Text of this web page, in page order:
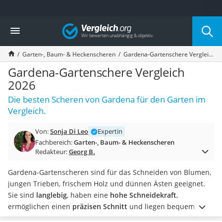
Die beliebtesten Vergleiche nach Kategorie
Baumarkt
Tresor feuerfest
Makita-Akku-Rasenmäher
Kappsäge
Smartes Türschloss
Akku-Rasentrimmer
Feuchtigkeitsmessgerät
Split-Klimaanlage 2 Innengeräte
Bohrmaschine
Tiefbrunnenpumpe
Hochdruckreiniger
Doppelschleifer
Überwachungskamera
Benzinrasenmäher mit Elektrostart
Akku-Laubsauger
Vergleich
Garten-, Baum- & Heckenscheren Gardena-Gartenschere Vergleich 2026
Gardena-Gartenschere Vergleich
2026
Die besten Scheren von Gardena für den Garten im
Vergleich.
Von:Sonja Di Leo
Expertin
Fachbereich:Garten-, Baum- & Heckenscheren
Redakteur:Georg B.
Gardena-Gartenscheren sind für das Schneiden von Blumen,
jungen Trieben, frischem Holz und dünnen Ästen geeignet.
Sie sind langlebig, haben eine hohe Schneidekraft,
ermöglichen einen präzisen Schnitt und liegen bequem
sowie sicher in der Hand. Machen Sie den persönlichen Test